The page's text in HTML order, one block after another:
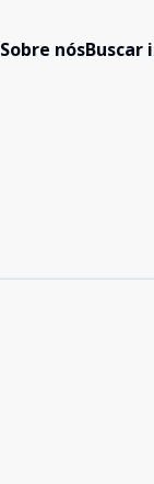
Sobre nósBuscar